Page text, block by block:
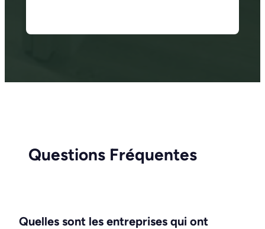
Questions Fréquentes
Quelles sont les entreprises qui ont